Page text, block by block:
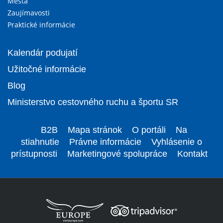
Zaujímavosti
Praktické informácie
Kalendár podujatí
Užitočné informácie
Blog
Ministerstvo cestovného ruchu a športu SR
B2B Mapa stránok O portáli
Na
stiahnutie
Právne informácie
Vyhlásenie o
prístupnosti
Marketingové spolupráce Kontakt